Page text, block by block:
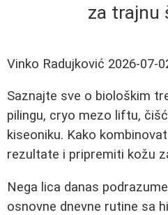
za trajnu
Vinko Radujković 2026-07-
Saznajte sve o biološkim
pilingu, cryo mezo liftu,
kiseoniku. Kako
rezultate i pripremiti kožu
Nega lica danas
osnovne dnevne rutine sa